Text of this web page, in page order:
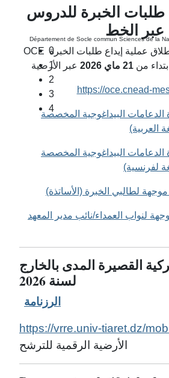
Département de Socle commun Sciences de la
0
1
2
3
4
طلبات الخبرة للدروس
عبر الخط
OCE يسرّنا إعلامكم عن انطلاق عملية إيداع طلبات الخبرة
من 21 ماي 2026 عبر الأرضية
https://oce.cnead-
الدعامات البيداغوجية المخصصة
الدعامات البيداغوجية المخصصة
لنواب العمداء/نائب مدير المعهد
القصيرة المدى بالخارج
لسنة 2026
الرزنامة
https://vrre.univ-tiaret.dz/
الأرضية الرقمية للترشح